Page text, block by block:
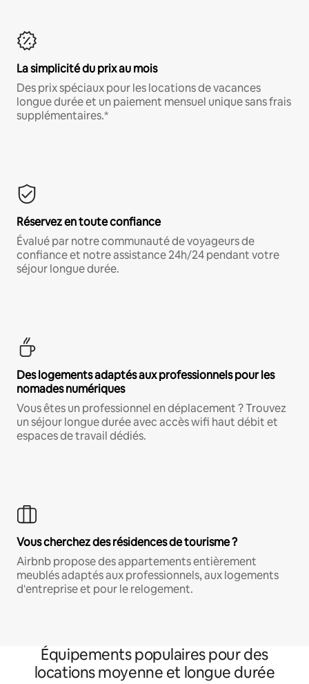
La simplicité du prix au mois
Des prix spéciaux pour les locations de vacances
longue durée et un paiement mensuel unique sans frais
supplémentaires.*
Réservez en toute confiance
Évalué par notre communauté de voyageurs de
confiance et notre assistance 24h/24 pendant votre
séjour longue durée.
Des logements adaptés aux professionnels pour les
nomades numériques
Vous êtes un professionnel en déplacement ? Trouvez
un séjour longue durée avec accès wifi haut débit et
espaces de travail dédiés.
Vous cherchez des résidences de tourisme ?
Airbnb propose des appartements entièrement
meublés adaptés aux professionnels, aux logements
d'entreprise et pour le relogement.
Équipements populaires pour des
locations moyenne et longue durée